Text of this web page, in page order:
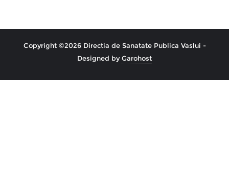
Copyright ©2026 Directia de Sanatate Publica Vaslui -
Designed byGarohost